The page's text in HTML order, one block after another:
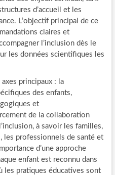
d’accueil et les
L’objectif principal de ce
claires et
l’inclusion dès le
les données scientifiques les
principaux : la
des enfants,
et
de la collaboration
à savoir les familles,
les professionnels de santé et
d’une approche
enfant est reconnu dans
les pratiques éducatives sont